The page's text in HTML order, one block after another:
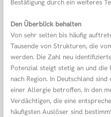
Bestätigung durch ein weiteres
Den Überblick behalten
Von sehr selten bis häufig
Tausende von Strukturen, die
werden. Die Zahl neu
Potenzial steigt stetig an und
nach Region. In Deutschland sind
einer Allergie betroffen. In den
Verdächtigen, die eine
häufigsten Auslöser sind